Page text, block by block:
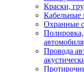
Краски,
Кабельные
Охранные
Полировка,
автомобиля
Провода